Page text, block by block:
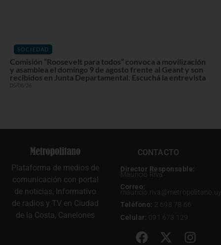
SOCIEDAD
Comisión “Roosevelt para todos” convoca a movilización
y asamblea el domingo 9 de agosto frente al Geant y son
recibidos en Junta Departamental. Escuchá la entrevista
05/08/26
Plataforma de medios de
comunicación con portal
de noticias, Informativo
de radios y TV en Ciudad
de la Costa, Canelones
CONTACTO
Director Responsable:
Mauricio Riva
Correo:
mauricio.riva@metropolitano.uy
Teléfono: 2 698 78 66
Celular: 091 673 129